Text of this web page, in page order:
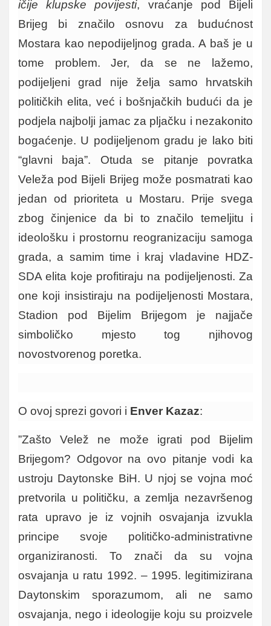
ičije klupske povijesti, vraćanje pod Bijeli
Brijeg bi značilo osnovu za budućnost
Mostara kao nepodijeljnog grada. A baš je u
tome problem. Jer, da se ne lažemo,
podijeljeni grad nije želja samo hrvatskih
političkih elita, već i bošnjačkih budući da je
podjela najbolji jamac za pljačku i nezakonito
bogaćenje. U podijeljenom gradu je lako biti
“glavni baja”. Otuda se pitanje povratka
Veleža pod Bijeli Brijeg može posmatrati kao
jedan od prioriteta u Mostaru. Prije svega
zbog činjenice da bi to značilo temeljitu i
ideološku i prostornu reogranizaciju samoga
grada, a samim time i kraj vladavine HDZ-
SDA elita koje profitiraju na podijeljenosti. Za
one koji insistiraju na podijeljenosti Mostara,
Stadion pod Bijelim Brijegom je najjače
simboličko mjesto tog njihovog
novostvorenog poretka.
O ovoj sprezi govori i Enver Kazaz:
”Zašto Velež ne može igrati pod Bijelim
Brijegom? Odgovor na ovo pitanje vodi ka
ustroju Daytonske BiH. U njoj se vojna moć
pretvorila u političku, a zemlja nezavršenog
rata upravo je iz vojnih osvajanja izvukla
principe svoje političko-administrativne
organiziranosti. To znači da su vojna
osvajanja u ratu 1992. – 1995. legitimizirana
Daytonskim sporazumom, ali ne samo
osvajanja, nego i ideologije koju su proizvele